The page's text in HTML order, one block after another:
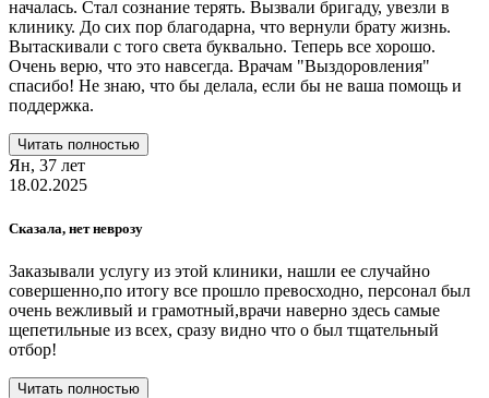
началась. Стал сознание терять. Вызвали бригаду, увезли в
клинику. До сих пор благодарна, что вернули брату жизнь.
Вытаскивали с того света буквально. Теперь все хорошо.
Очень верю, что это навсегда. Врачам "Выздоровления"
спасибо! Не знаю, что бы делала, если бы не ваша помощь и
поддержка.
Читать полностью
Ян, 37 лет
18.02.2025
Сказала, нет неврозу
Заказывали услугу из этой клиники, нашли ее случайно
совершенно,по итогу все прошло превосходно, персонал был
очень вежливый и грамотный,врачи наверно здесь самые
щепетильные из всех, сразу видно что о был тщательный
отбор!
Читать полностью